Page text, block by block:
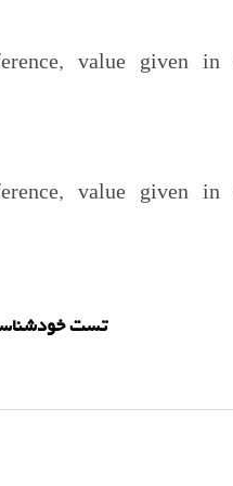
value given in
value given in
تست
تست mbti